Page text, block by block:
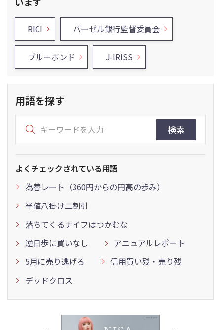
RICI バーゼル銀行監督委員会
ブルーボンド J-IRISS
用語を探す
検索
よくチェックされている用語
為替レート（360円からの円高の歩み）
半値八掛け二割引
落ちてくるナイフはつかむな
逆日歩に買いなし
アニュアルレポート
5月に売り逃げろ
信用買い残・売り残
デッドクロス